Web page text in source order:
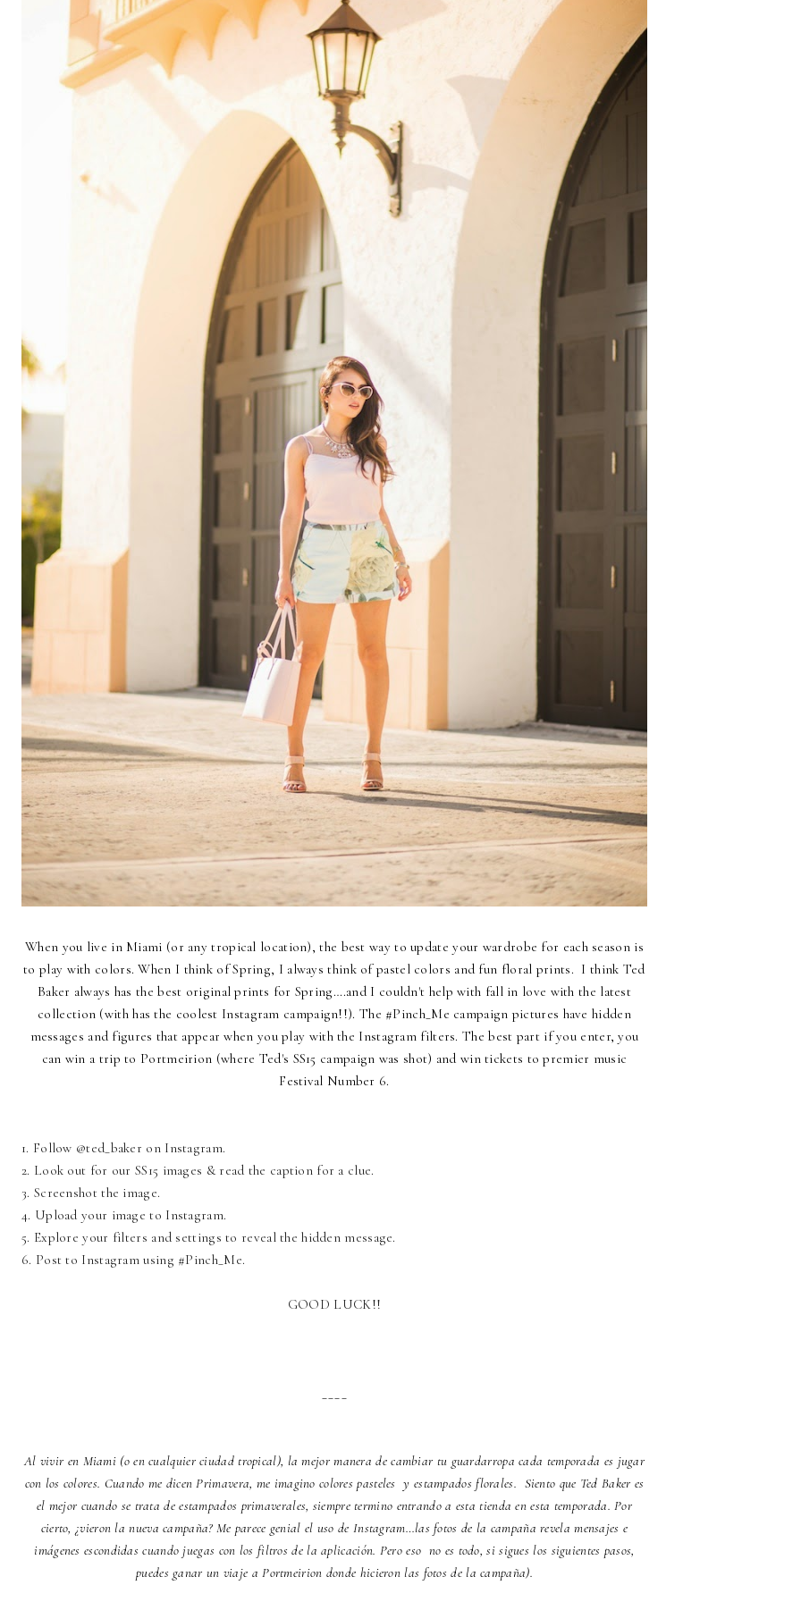
When you live in Miami (or any tropical location), the best way to update your wardrobe for each season is
to play with colors. When I think of Spring, I always think of pastel colors and fun floral prints. I think Ted
Baker always has the best original prints for Spring….and I couldn't help with fall in love with the latest
collection (with has the coolest Instagram campaign!!). The #Pinch_Me campaign pictures have hidden
messages and figures that appear when you play with the Instagram filters. The best part if you enter, you
can win a trip to Portmeirion (where Ted's SS15 campaign was shot) and win tickets to premier music
Festival Number 6.
1. Follow @ted_baker on Instagram.
2. Look out for our SS15 images & read the caption for a clue.
3. Screenshot the image.
4. Upload your image to Instagram.
5. Explore your filters and settings to reveal the hidden message.
6. Post to Instagram using #Pinch_Me.
GOOD LUCK!!
Al vivir en Miami (o en cualquier ciudad tropical), la mejor manera de cambiar tu guardarropa cada temporada es jugar
con los colores. Cuando me dicen Primavera, me imagino colores pasteles y estampados florales. Siento que Ted Baker es
el mejor cuando se trata de estampados primaverales, siempre termino entrando a esta tienda en esta temporada. Por
cierto, ¿vieron la nueva campaña? Me parece genial el uso de Instagram…las fotos de la campaña revela mensajes e
imágenes escondidas cuando juegas con los filtros de la aplicación. Pero eso no es todo, si sigues los siguientes pasos,
puedes ganar un viaje a Portmeirion donde hicieron las fotos de la campaña).